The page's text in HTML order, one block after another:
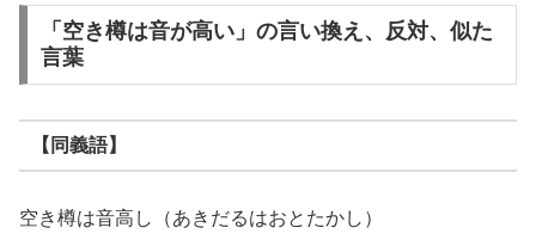
「空き樽は音が高い」の言い換え、反対、似た
言葉
【同義語】
空き樽は音高し（あきだるはおとたかし）